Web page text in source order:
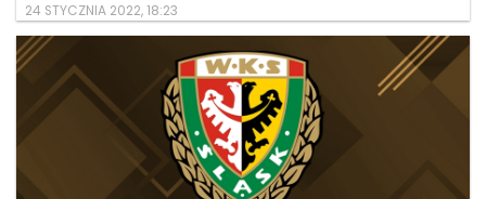
24 STYCZNIA 2022, 18:23